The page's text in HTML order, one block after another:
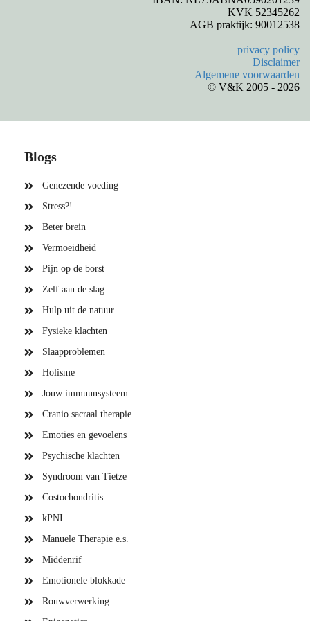
KVK 52345262
AGB praktijk: 90012538
privacy policy
Disclaimer
Algemene voorwaarden
© V&K 2005 - 2026
Blogs
Genezende voeding
Stress?!
Beter brein
Vermoeidheid
Pijn op de borst
Zelf aan de slag
Hulp uit de natuur
Fysieke klachten
Slaapproblemen
Holisme
Jouw immuunsysteem
Cranio sacraal therapie
Emoties en gevoelens
Psychische klachten
Syndroom van Tietze
Costochondritis
kPNI
Manuele Therapie e.s.
Middenrif
Emotionele blokkade
Rouwverwerking